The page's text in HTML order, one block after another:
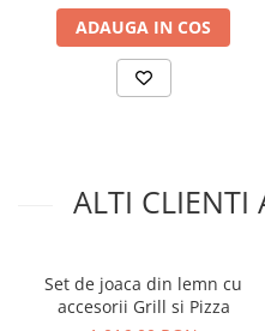
ADAUGA IN COS
ALTI CLIENTI
Set de joaca din lemn cu
accesorii Grill si Pizza